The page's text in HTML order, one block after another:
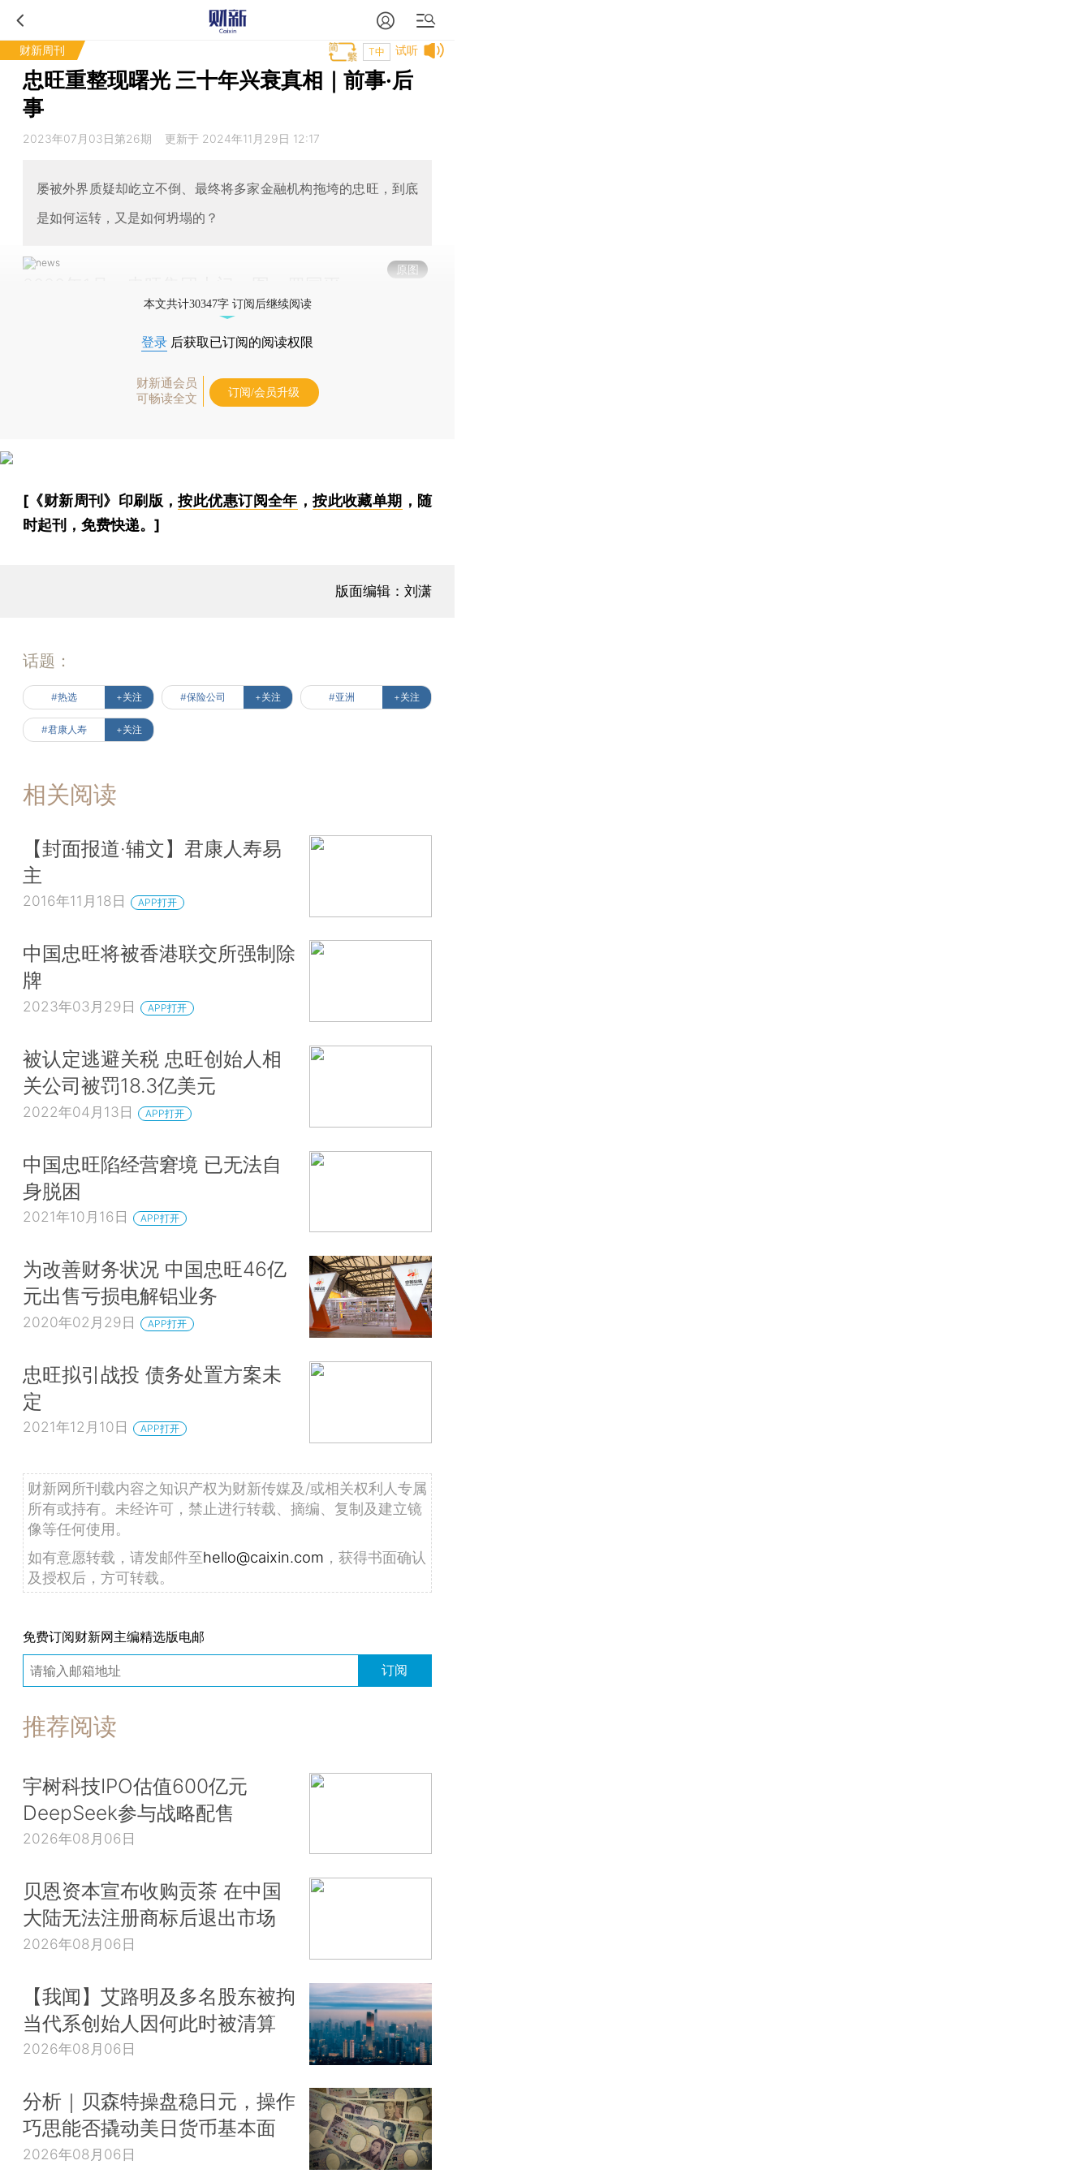
财新周刊 试听
T中
忠旺重整现曙光 三十年兴衰真相｜前事·后
事
2023年07月03日第26期 更新于 2024年11月29日 12:17
屡被外界质疑却屹立不倒、最终将多家金融机构拖垮的忠旺，到底
是如何运转，又是如何坍塌的？
原图
本文共计30347字 订阅后继续阅读
登录 后获取已订阅的阅读权限
财新通会员
可畅读全文
订阅/会员升级
[《财新周刊》印刷版，按此优惠订阅全年 ，按此收藏单期 ，随
时起刊，免费快递。]
版面编辑：刘潇
话题：
#热选 +关注 #保险公司 +关注 #亚洲 +关注
#君康人寿 +关注
相关阅读
【封面报道·辅文】君康人寿易
主
2016年11月18日 APP打开
中国忠旺将被香港联交所强制除
牌
2023年03月29日 APP打开
被认定逃避关税 忠旺创始人相
关公司被罚18.3亿美元
2022年04月13日 APP打开
中国忠旺陷经营窘境 已无法自
身脱困
2021年10月16日 APP打开
为改善财务状况 中国忠旺46亿
元出售亏损电解铝业务
2020年02月29日 APP打开
忠旺拟引战投 债务处置方案未
定
2021年12月10日 APP打开
财新网所刊载内容之知识产权为财新传媒及/或相关权利人专属
所有或持有。未经许可，禁止进行转载、摘编、复制及建立镜
像等任何使用。
如有意愿转载，请发邮件至hello@caixin.com ，获得书面确认
及授权后，方可转载。
免费订阅财新网主编精选版电邮
订阅
推荐阅读
宇树科技IPO估值600亿元
DeepSeek参与战略配售
2026年08月06日
贝恩资本宣布收购贡茶 在中国
大陆无法注册商标后退出市场
2026年08月06日
【我闻】艾路明及多名股东被拘
当代系创始人因何此时被清算
2026年08月06日
分析｜贝森特操盘稳日元，操作
巧思能否撬动美日货币基本面
2026年08月06日